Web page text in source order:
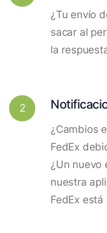
¿Tu envío
sacar al
la
2
¿Cambios
FedEx
¿Un nuevo
nuestra
FedEx está